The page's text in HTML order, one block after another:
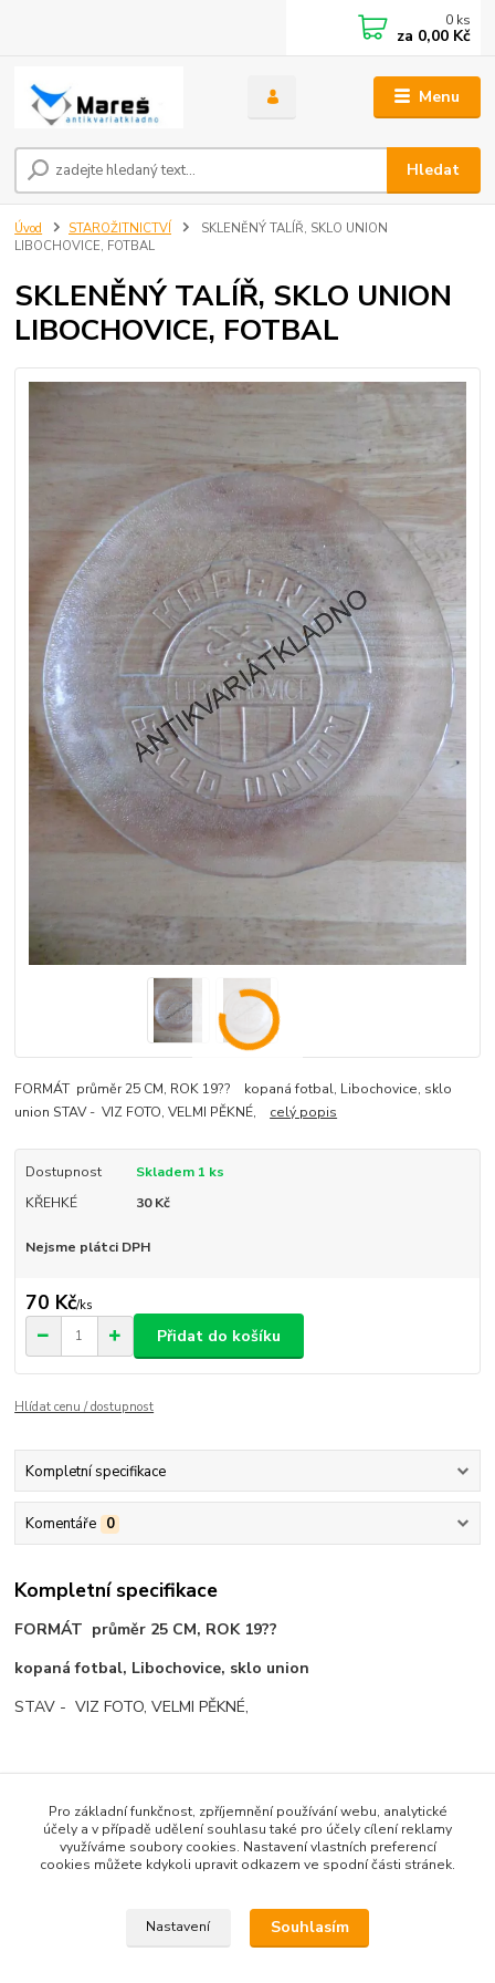
Menu
Hledat
0 ks
za 0,00 Kč
Úvod STAROŽITNICTVÍ
SKLENĚNÝ TALÍŘ, SKLO UNION
LIBOCHOVICE, FOTBAL
SKLENĚNÝ TALÍŘ, SKLO UNION
LIBOCHOVICE, FOTBAL
FORMÁT průměr 25 CM, ROK 19?? kopaná fotbal, Libochovice, sklo
union STAV - VIZ FOTO, VELMI PĚKNÉ, celý popis
Dostupnost
Skladem 1 ks
KŘEHKÉ
30 Kč
Nejsme plátci DPH
70 Kč/ks
Přidat do košíku
Hlídat cenu / dostupnost
Kompletní specifikace
Komentáře 0
Kompletní specifikace
FORMÁT průměr 25 CM, ROK 19??
kopaná fotbal, Libochovice, sklo union
STAV - VIZ FOTO, VELMI PĚKNÉ,
Zboží zařazeno v kategoriích
Pro základní funkčnost, zpříjemnění používání webu, analytické
účely a v případě udělení souhlasu také pro účely cílení reklamy
využíváme soubory cookies. Nastavení vlastních preferencí
cookies můžete kdykoli upravit odkazem ve spodní části stránek.
Nastavení Souhlasím